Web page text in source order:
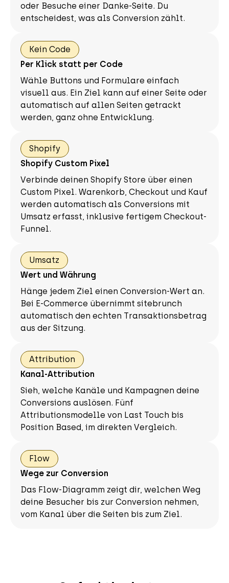
oder Besuche einer Danke-Seite. Du
entscheidest, was als Conversion zählt.
Kein Code
Per Klick statt per Code
Wähle Buttons und Formulare einfach
visuell aus. Ein Ziel kann auf einer Seite oder
automatisch auf allen Seiten getrackt
werden, ganz ohne Entwicklung.
Shopify
Shopify Custom Pixel
Verbinde deinen Shopify Store über einen
Custom Pixel. Warenkorb, Checkout und Kauf
werden automatisch als Conversions mit
Umsatz erfasst, inklusive fertigem Checkout-
Funnel.
Umsatz
Wert und Währung
Hänge jedem Ziel einen Conversion-Wert an.
Bei E-Commerce übernimmt sitebrunch
automatisch den echten Transaktionsbetrag
aus der Sitzung.
Attribution
Kanal-Attribution
Sieh, welche Kanäle und Kampagnen deine
Conversions auslösen. Fünf
Attributionsmodelle von Last Touch bis
Position Based, im direkten Vergleich.
Flow
Wege zur Conversion
Das Flow-Diagramm zeigt dir, welchen Weg
deine Besucher bis zur Conversion nehmen,
vom Kanal über die Seiten bis zum Ziel.